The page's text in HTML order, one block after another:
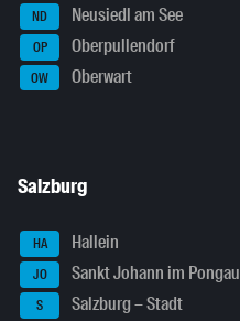
ND Neusiedl am See
OP Oberpullendorf
OW Oberwart
Salzburg
HA Hallein
JO Sankt Johann im Pongau
S Salzburg – Stadt